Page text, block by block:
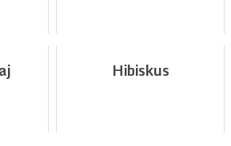
Hibiskus